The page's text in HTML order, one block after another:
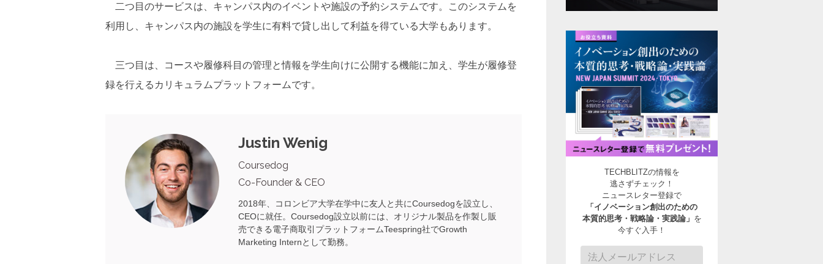
二つ目のサービスは、キャンパス内のイベントや施設の予約システムです。このシステムを
利用し、キャンパス内の施設を学生に有料で貸し出して利益を得ている大学もあります。
三つ目は、コースや履修科目の管理と情報を学生向けに公開する機能に加え、学生が履修登
録を行えるカリキュラムプラットフォームです。
Justin Wenig
Coursedog
Co-Founder & CEO
2018年、コロンビア大学在学中に友人と共にCoursedogを設立し、
CEOに就任。Coursedog設立以前には、オリジナル製品を作製し販
売できる電子商取引プラットフォームTeespring社でGrowth
Marketing Internとして勤務。
TECHBLITZの情報を
逃さずチェック！
ニュースレター登録で
「イノベーション創出のための
本質的思考・戦略論・実践論」 を
今すぐ入手！